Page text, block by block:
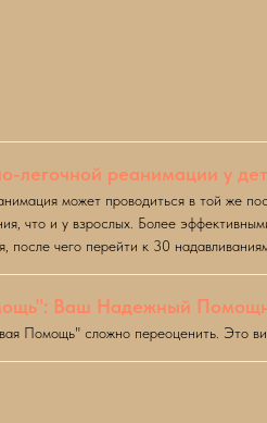
легочной реанимации у
может проводиться в той же
что и у взрослых. Более
после чего перейти к 30
Ваш Надежный
Помощь" сложно переоценить. Это